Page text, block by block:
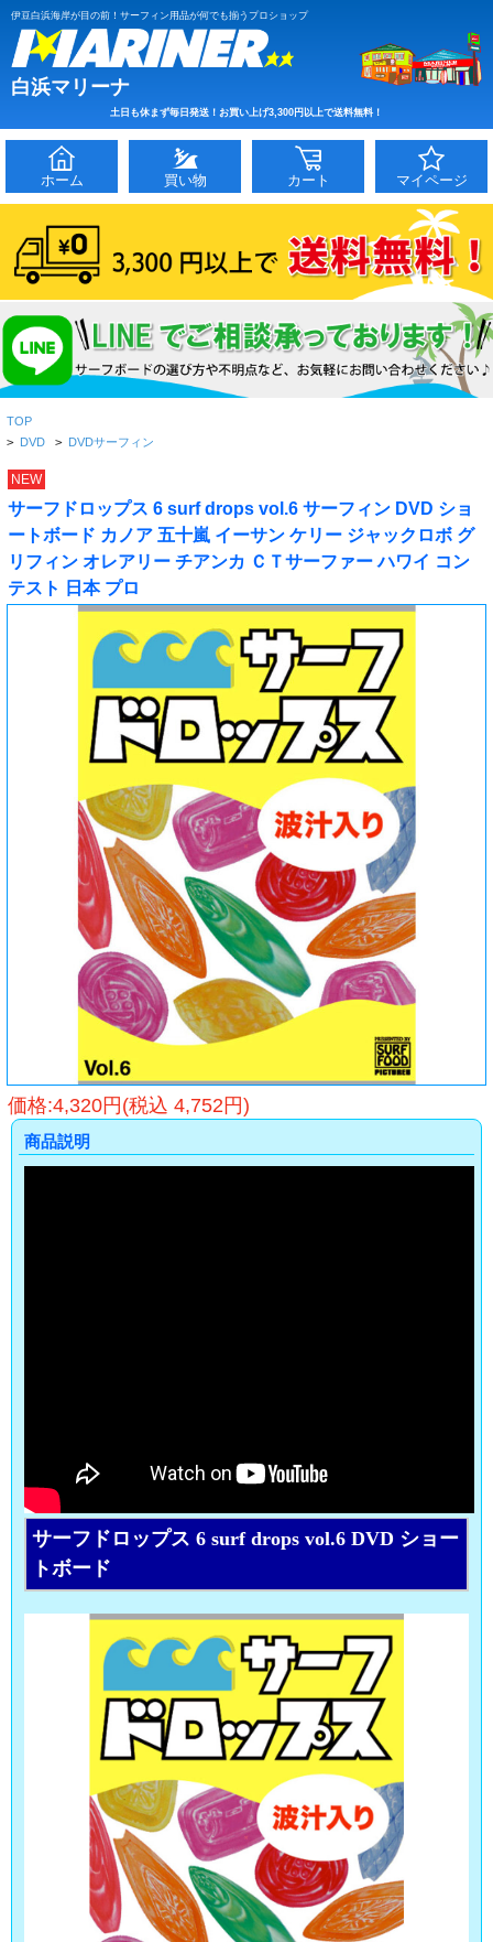
伊豆白浜海岸が目の前！サーフィン用品が何でも揃うプロショップ
白浜マリーナ
土日も休まず毎日発送！お買い上げ3,300円以上で送料無料！
ホーム 買い物 カート マイページ
TOP
> DVD > DVDサーフィン
NEW
サーフドロップス 6 surf drops vol.6 サーフィン DVD ショ
ートボード カノア 五十嵐 イーサン ケリー ジャックロボ グ
リフィン オレアリー チアンカ ＣＴサーファー ハワイ コン
テスト 日本 プロ
価格:4,320円(税込 4,752円)
商品説明
サーフドロップス 6 surf drops vol.6 DVD ショー
トボード